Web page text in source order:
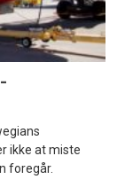
ikke at miste
foregår.